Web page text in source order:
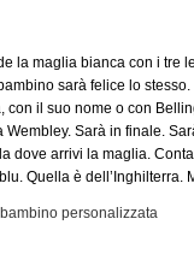
la maglia bianca con i tre
sarà felice lo
con il suo nome o con
Sarà in finale.
dove arrivi la maglia.
Quella è dell’Inghilterra.
personalizzata